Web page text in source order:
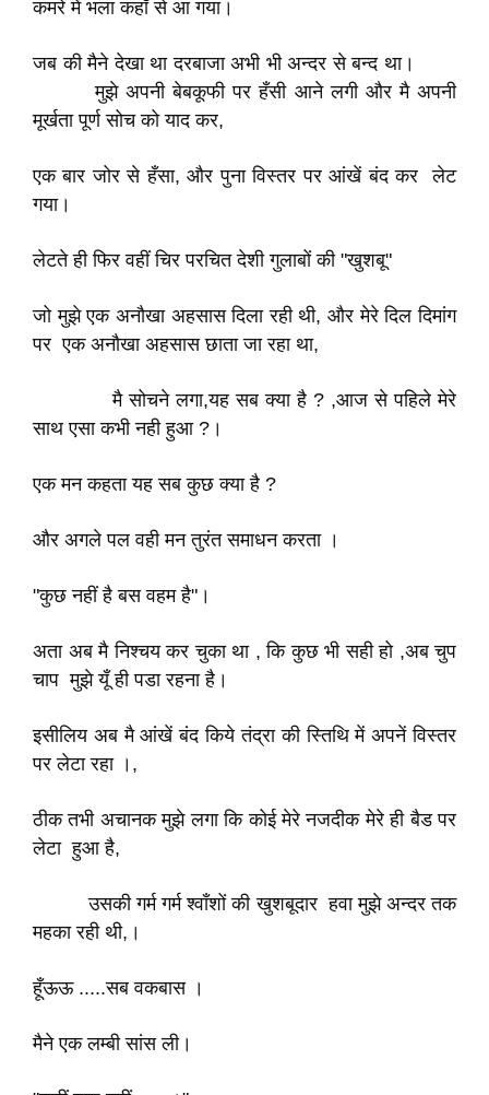
कमरे में भला कहाँ से आ गया।
जब की मैने देखा था दरबाजा अभी भी अन्दर से बन्द था।
मुझे अपनी बेबकूफी पर हँसी आने लगी और मै अपनी
मूर्खता पूर्ण सोच को याद कर,
एक बार जोर से हँसा, और पुना विस्तर पर आंखें बंद कर लेट
गया।
लेटते ही फिर वहीं चिर परचित देशी गुलाबों की "खुशबू"
जो मुझे एक अनौखा अहसास दिला रही थी, और मेरे दिल दिमांग
पर एक अनौखा अहसास छाता जा रहा था,
मै सोचने लगा,यह सब क्या है ? ,आज से पहिले मेरे
साथ एसा कभी नही हुआ ?।
एक मन कहता यह सब कुछ क्या है ?
और अगले पल वही मन तुरंत समाधन करता ।
"कुछ नहीं है बस वहम है"।
अता अब मै निश्चय कर चुका था , कि कुछ भी सही हो ,अब चुप
चाप मुझे यूँ ही पडा रहना है।
इसीलिय अब मै आंखें बंद किये तंद्रा की स्तिथि में अपनें विस्तर
पर लेटा रहा ।,
ठीक तभी अचानक मुझे लगा कि कोई मेरे नजदीक मेरे ही बैड पर
लेटा हुआ है,
उसकी गर्म गर्म श्वाँशों की खुशबूदार हवा मुझे अन्दर तक
महका रही थी,।
हूँऊऊ .....सब वकबास ।
मैने एक लम्बी सांस ली।